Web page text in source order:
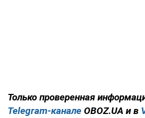
Только проверенная
Telegram-канале OBOZ.UA и в